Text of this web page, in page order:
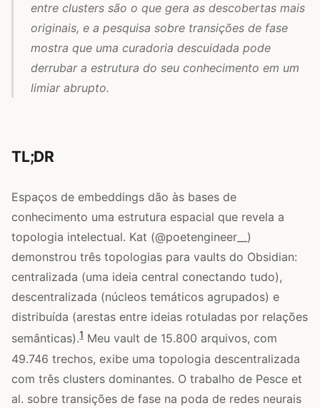
entre clusters são o que gera as descobertas mais
originais, e a pesquisa sobre transições de fase
mostra que uma curadoria descuidada pode
derrubar a estrutura do seu conhecimento em um
limiar abrupto.
TL;DR
Espaços de embeddings dão às bases de
conhecimento uma estrutura espacial que revela a
topologia intelectual. Kat (@poetengineer__)
demonstrou três topologias para vaults do Obsidian:
centralizada (uma ideia central conectando tudo),
descentralizada (núcleos temáticos agrupados) e
distribuída (arestas entre ideias rotuladas por relações
semânticas).1 Meu vault de 15.800 arquivos, com
49.746 trechos, exibe uma topologia descentralizada
com três clusters dominantes. O trabalho de Pesce et
al. sobre transições de fase na poda de redes neurais